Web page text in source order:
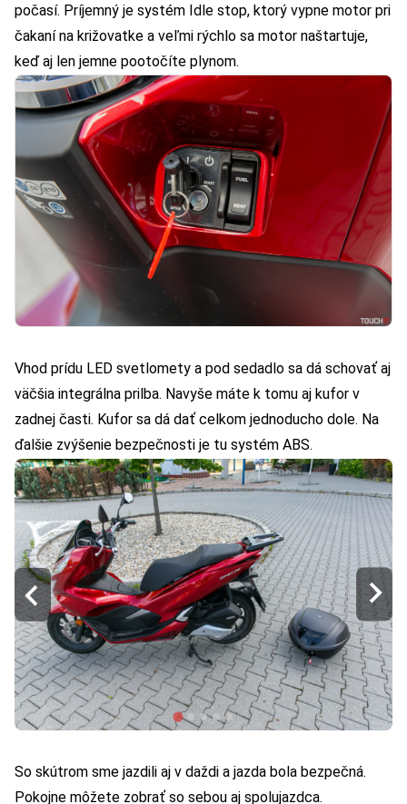
počasí. Príjemný je systém Idle stop, ktorý vypne motor pri
čakaní na križovatke a veľmi rýchlo sa motor naštartuje,
keď aj len jemne pootočíte plynom.
Vhod prídu LED svetlomety a pod sedadlo sa dá schovať aj
väčšia integrálna prilba. Navyše máte k tomu aj kufor v
zadnej časti. Kufor sa dá dať celkom jednoducho dole. Na
ďalšie zvýšenie bezpečnosti je tu systém ABS.
So skútrom sme jazdili aj v daždi a jazda bola bezpečná.
Pokojne môžete zobrať so sebou aj spolujazdca.